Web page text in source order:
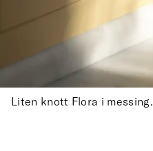
Liten knott Flora i messing.